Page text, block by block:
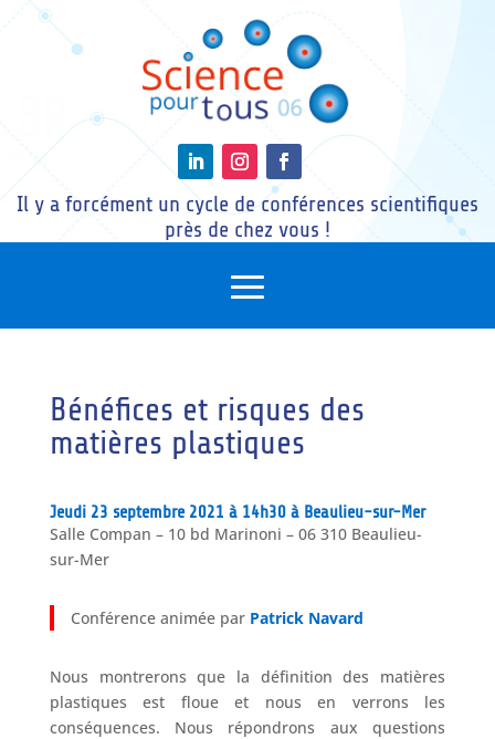
Il y a forcément un cycle de conférences scientifiques
près de chez vous !
Bénéfices et risques des
matières plastiques
Jeudi 23 septembre 2021 à 14h30 à Beaulieu-sur-Mer
Salle Compan – 10 bd Marinoni – 06 310 Beaulieu-
sur-Mer
Conférence animée parPatrick Navard
Nous montrerons que la définition des matières
plastiques est floue et nous en verrons les
conséquences. Nous répondrons aux questions